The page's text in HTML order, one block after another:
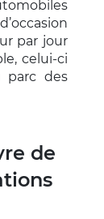
par jour
celui-ci
parc des
de